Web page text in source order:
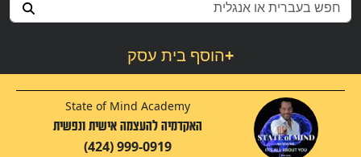
הוסף בית עסק+
State of Mind Academy
האקדמיה להעצמה אישית ונפשית
(424) 999-0919